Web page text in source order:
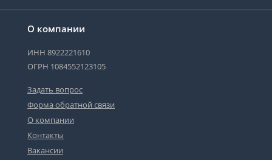
О компании
ИНН 8922221610
ОГРН 1084552123105
Задать вопрос
Форма обратной связи
О компании
Контакты
Вакансии